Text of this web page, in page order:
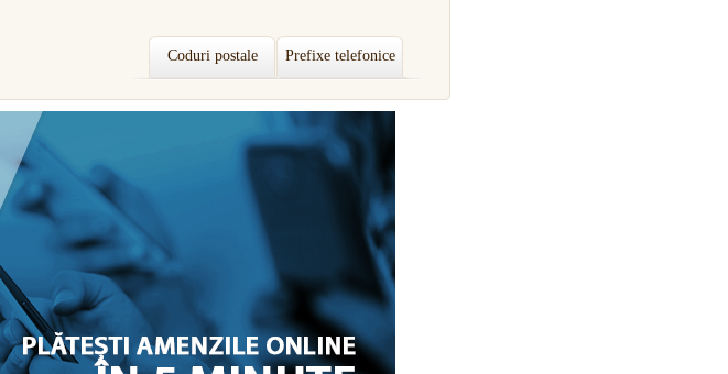
Coduri postale Prefixe telefonice